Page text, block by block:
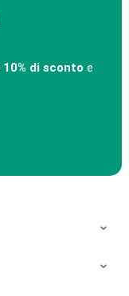
10% di sconto e

